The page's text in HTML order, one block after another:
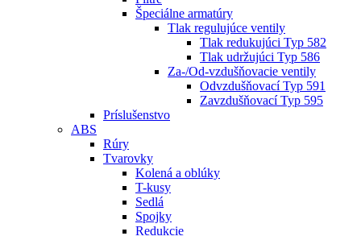
Špeciálne armatúry
Tlak regulujúce ventily
Tlak redukujúci Typ 582
Tlak udržujúci Typ 586
Za-/Od-vzdušňovacie ventily
Odvzdušňovací Typ 591
Zavzdušňovací Typ 595
Príslušenstvo
ABS
Rúry
Tvarovky
Kolená a oblúky
T-kusy
Sedlá
Spojky
Redukcie